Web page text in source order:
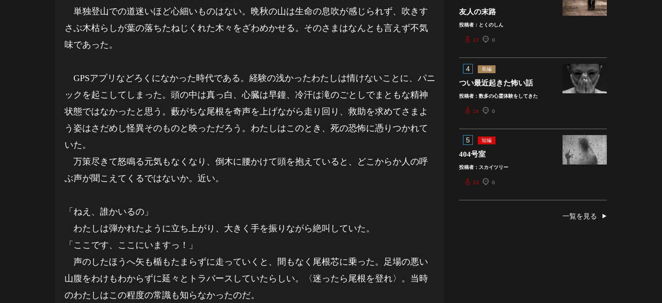
友人の末路
投稿者：とくのしん
17 0
4 長編
つい最近起きた怖い話
投稿者：数多の心霊体験をしてきた
14 0
5 短編
404号室
投稿者：スカイツリー
13 0
一覧を見る
単独登山での道迷いほど心細いものはない。晩秋の山は生命の息吹が感じられず、吹きす
さぶ木枯らしが葉の落ちたねじくれた木々をざわめかせる。そのさまはなんとも言えず不気
味であった。
GPSアプリなどろくになかった時代である。経験の浅かったわたしは情けないことに、パニ
ックを起こしてしまった。頭の中は真っ白、心臓は早鐘、冷汗は滝のごとしでまともな精神
状態ではなかったと思う。藪がちな尾根を奇声を上げながら走り回り、救助を求めてさまよ
う姿はさだめし怪異そのものと映っただろう。わたしはこのとき、死の恐怖に憑りつかれて
いた。
万策尽きて怒鳴る元気もなくなり、倒木に腰かけて頭を抱えていると、どこからか人の呼
ぶ声が聞こえてくるではないか。近い。
「ねえ、誰かいるの」
わたしは弾かれたように立ち上がり、大きく手を振りながら絶叫していた。
「ここです、ここにいますっ！」
声のしたほうへ矢も楯もたまらずに走っていくと、間もなく尾根芯に乗った。足場の悪い
山腹をわけもわからずに延々とトラバースしていたらしい。〈迷ったら尾根を登れ〉。当時
のわたしはこの程度の常識も知らなかったのだ。